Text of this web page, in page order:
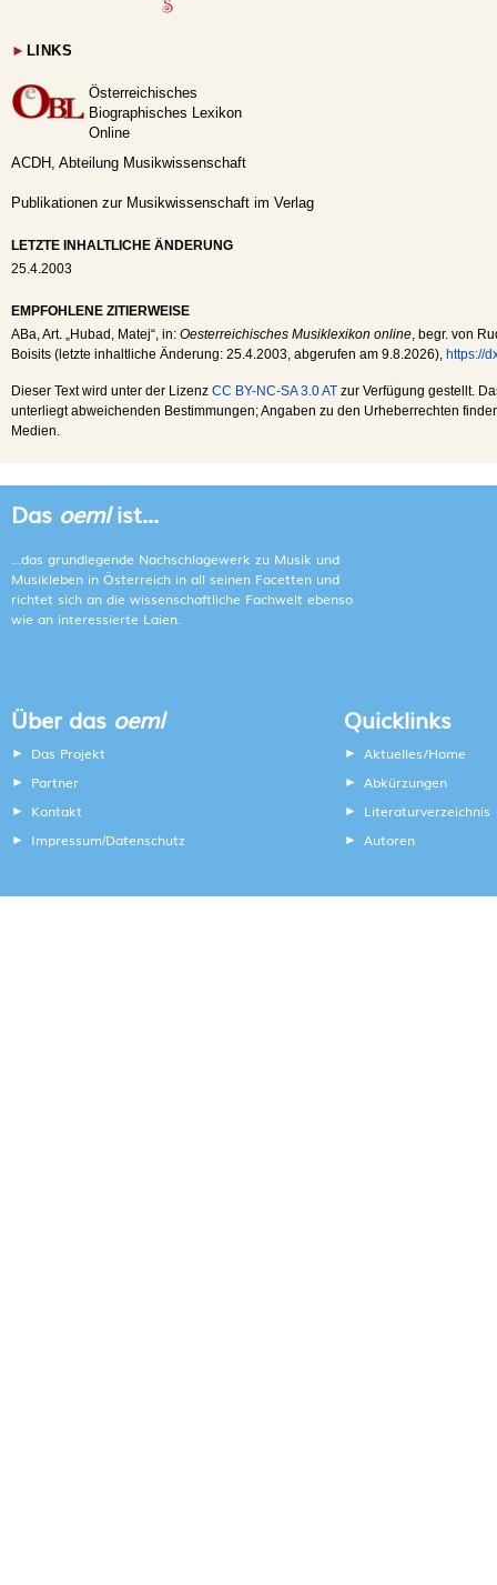
► LINKS
Österreichisches
Biographisches Lexikon
Online
ACDH, Abteilung Musikwissenschaft
Publikationen zur Musikwissenschaft im Verlag
LETZTE INHALTLICHE ÄNDERUNG
25.4.2003
EMPFOHLENE ZITIERWEISE
ABa , Art. „Hubad, Matej“, in: Oesterreichisches Musiklexikon online , begr. von
Boisits (letzte inhaltliche Änderung: 25.4.2003 , abgerufen am 9.8.2026), https://
Dieser Text wird unter der Lizenz CC BY-NC-SA 3.0 AT zur Verfügung gestellt.
unterliegt abweichenden Bestimmungen; Angaben zu den Urheberrechten
Medien.
Das oemlist...
...das grundlegende Nachschlagewerk zu Musik und
Musikleben in Österreich in all seinen Facetten und
richtet sich an die wissenschaftliche Fachwelt ebenso
wie an interessierte Laien.
Über das oeml
Das Projekt
Partner
Kontakt
Impressum/Datenschutz
Quicklinks
Aktuelles/Home
Abkürzungen
Literaturverzeichnis
Autoren